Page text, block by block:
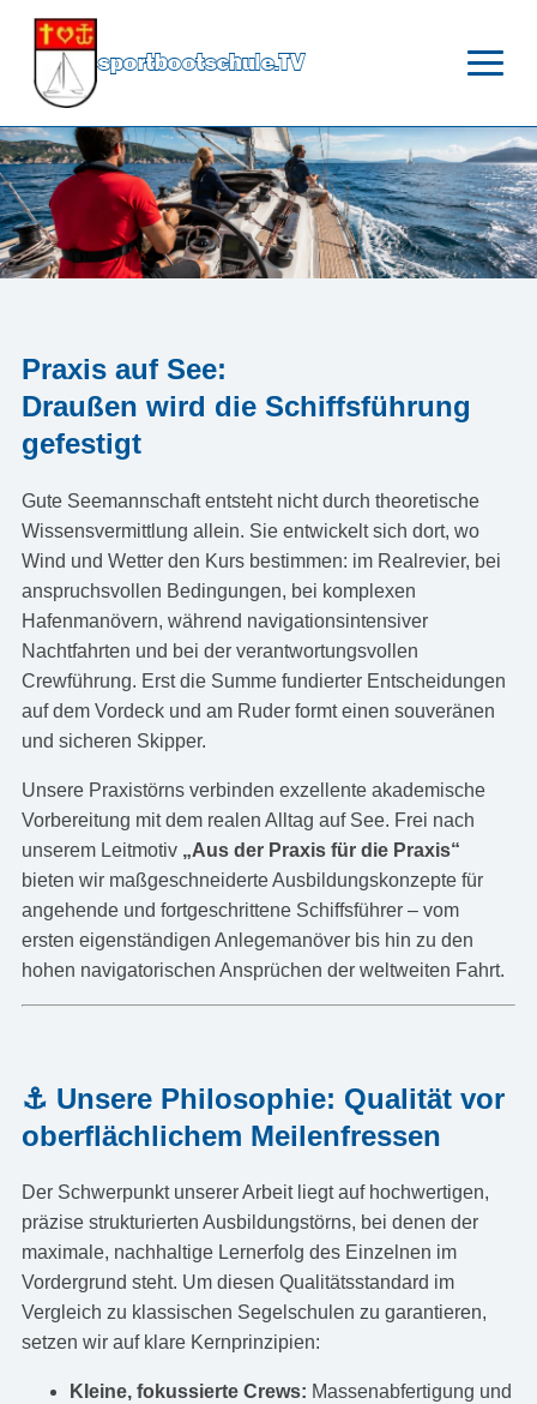
sportbootschule.TV
Praxis auf See:
Draußen wird die Schiffsführung
gefestigt
Gute Seemannschaft entsteht nicht durch theoretische
Wissensvermittlung allein. Sie entwickelt sich dort, wo
Wind und Wetter den Kurs bestimmen: im Realrevier, bei
anspruchsvollen Bedingungen, bei komplexen
Hafenmanövern, während navigationsintensiver
Nachtfahrten und bei der verantwortungsvollen
Crewführung. Erst die Summe fundierter Entscheidungen
auf dem Vordeck und am Ruder formt einen souveränen
und sicheren Skipper.
Unsere Praxistörns verbinden exzellente akademische
Vorbereitung mit dem realen Alltag auf See. Frei nach
unserem Leitmotiv „Aus der Praxis für die Praxis“
bieten wir maßgeschneiderte Ausbildungskonzepte für
angehende und fortgeschrittene Schiffsführer – vom
ersten eigenständigen Anlegemanöver bis hin zu den
hohen navigatorischen Ansprüchen der weltweiten Fahrt.
⚓ Unsere Philosophie: Qualität vor
oberflächlichem Meilenfressen
Der Schwerpunkt unserer Arbeit liegt auf hochwertigen,
präzise strukturierten Ausbildungstörns, bei denen der
maximale, nachhaltige Lernerfolg des Einzelnen im
Vordergrund steht. Um diesen Qualitätsstandard im
Vergleich zu klassischen Segelschulen zu garantieren,
setzen wir auf klare Kernprinzipien:
Kleine, fokussierte Crews: Massenabfertigung und